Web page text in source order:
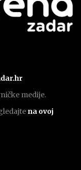
medije.
na ovoj